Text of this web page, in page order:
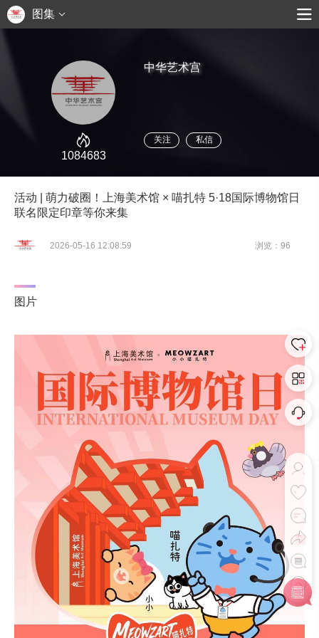
图集
1084683
中华艺术宫
关注 私信
活动 | 萌力破圈！上海美术馆 × 喵扎特 5·18国际博物馆日
联名限定印章等你来集
2026-05-16 12:08:59 浏览：96
图片